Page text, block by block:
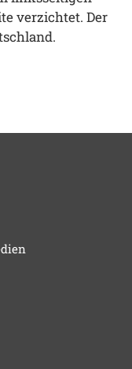
verzichtet. Der